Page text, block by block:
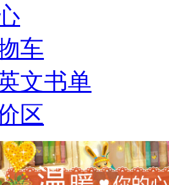
车
文书单
区